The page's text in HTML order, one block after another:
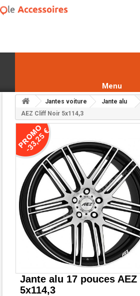
Menu
Jantes voiture Jante alu
AEZ Cliff Noir 5x114,3
-33,25 €
Jante alu 17 pouces
5x114,3